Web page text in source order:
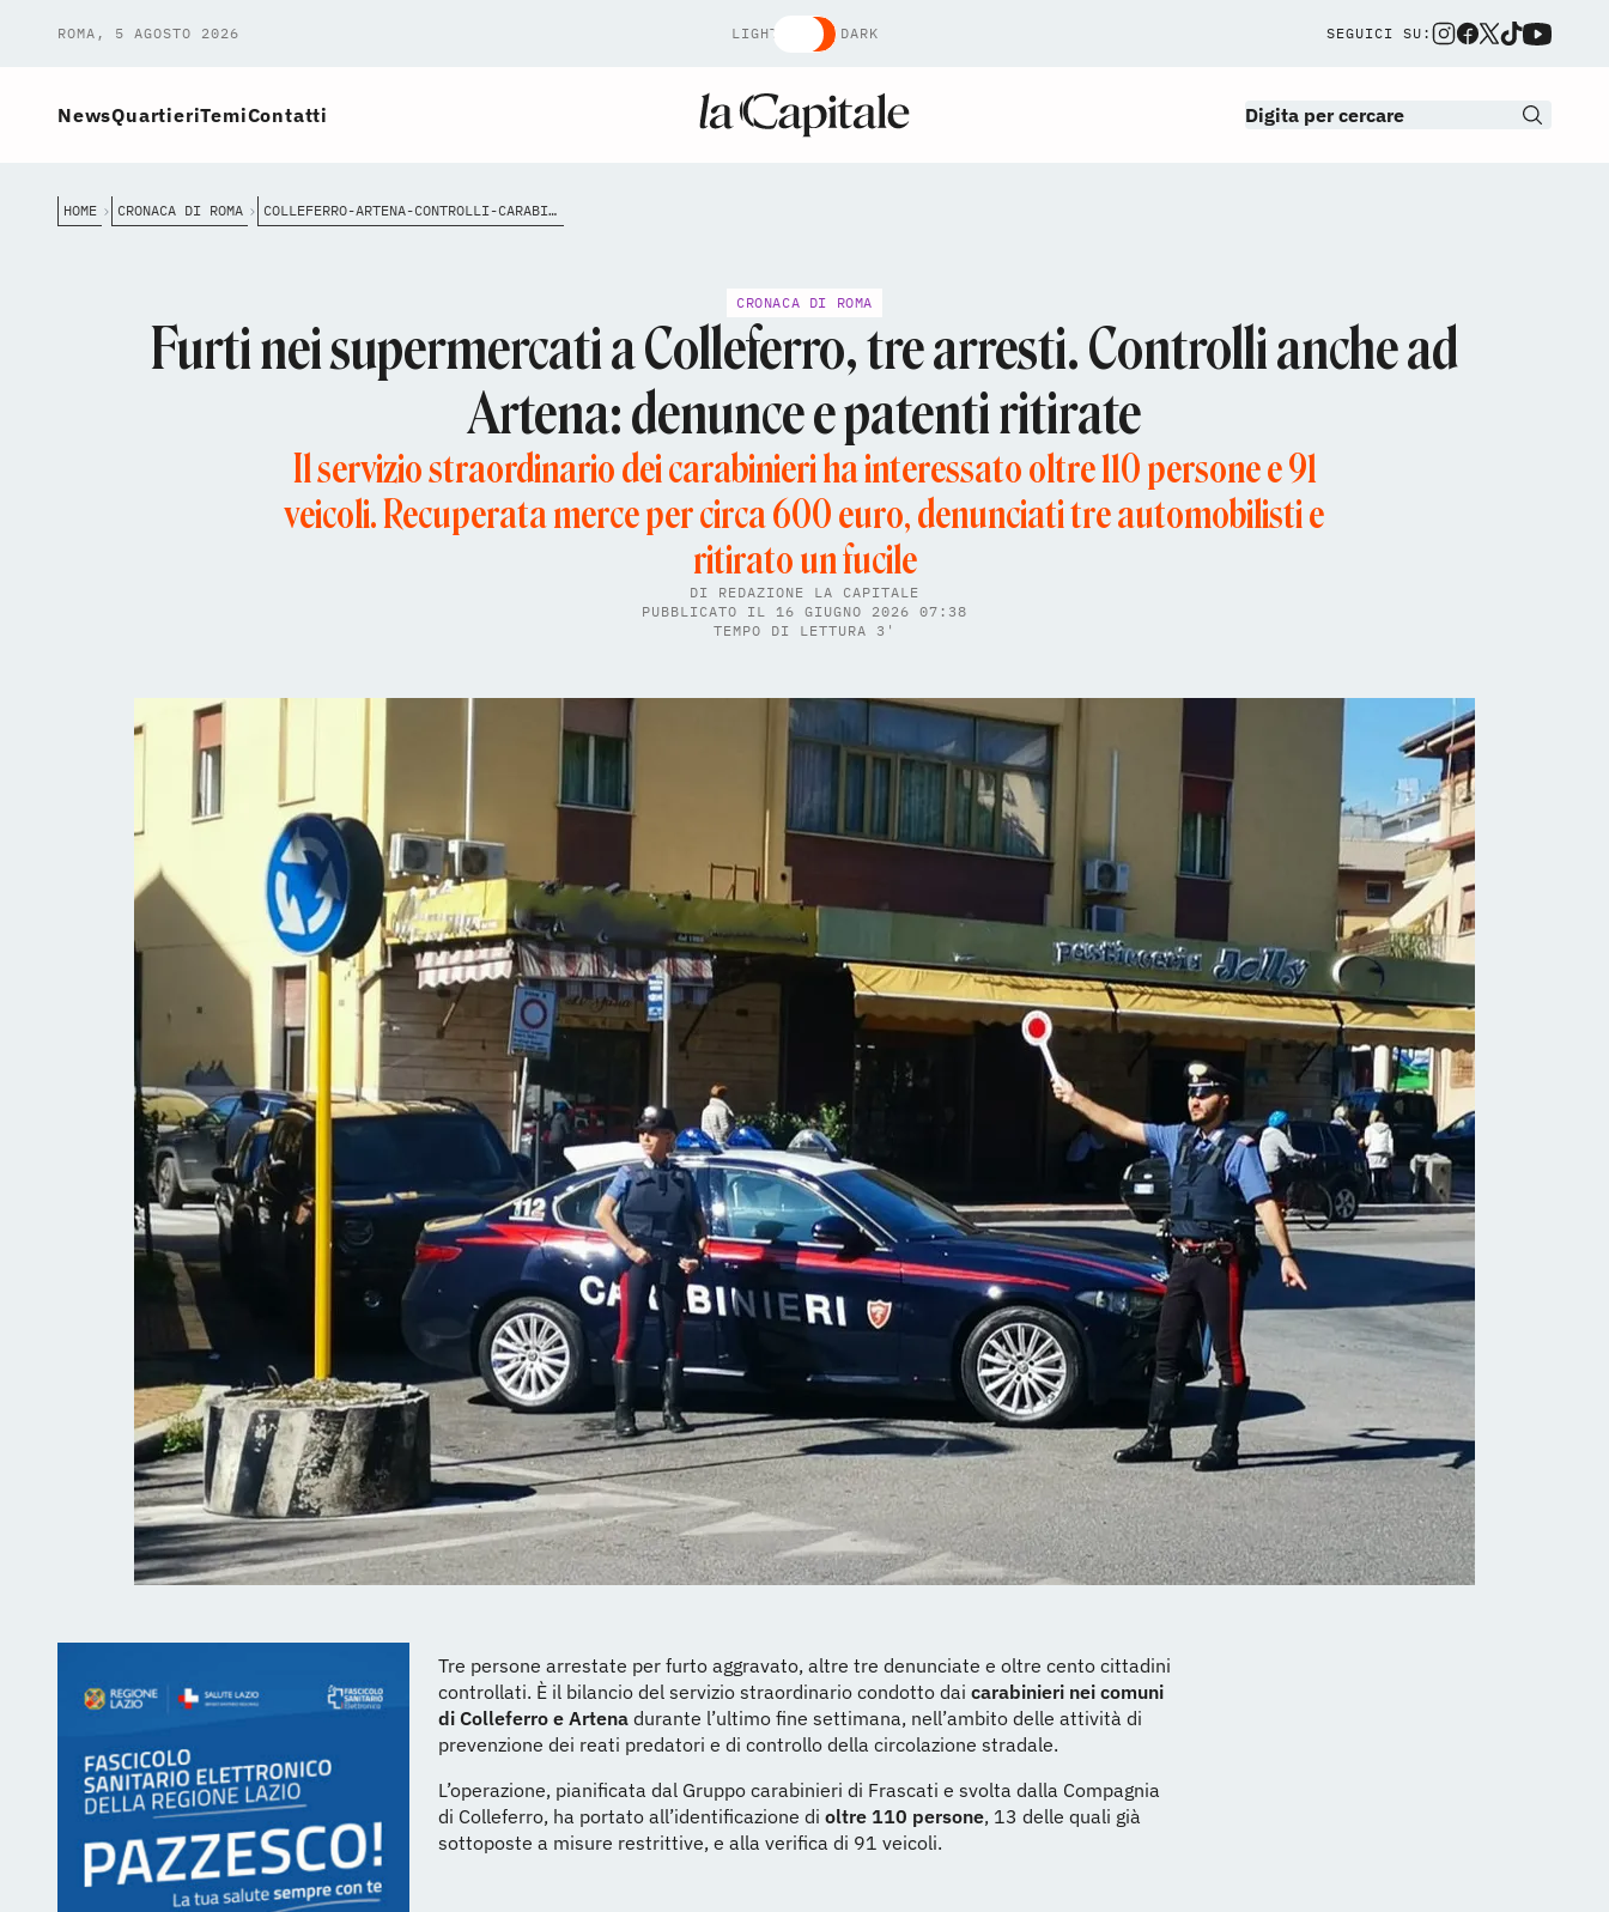
ROMA, 5 AGOSTO 2026 LIGHT DARK SEGUICI SU:
NewsQuartieriTemiContatti
HOME CRONACA DI ROMA COLLEFERRO-ARTENA-CONTROLLI-CARABINIERI-ARRESTI-FURTI-SUPERMERCATI
CRONACA DI ROMA
Furti nei supermercati a Colleferro, tre arresti. Controlli anche ad
Artena: denunce e patenti ritirate
Il servizio straordinario dei carabinieri ha interessato oltre 110 persone e 91
veicoli. Recuperata merce per circa 600 euro, denunciati tre automobilisti e
ritirato un fucile
DI REDAZIONE LA CAPITALE
PUBBLICATO IL 16 GIUGNO 2026 07:38
TEMPO DI LETTURA 3'
Tre persone arrestate per furto aggravato, altre tre denunciate e oltre cento cittadini
controllati. È il bilancio del servizio straordinario condotto dai carabinieri nei comuni
di Colleferro e Artena durante l’ultimo fine settimana, nell’ambito delle attività di
prevenzione dei reati predatori e di controllo della circolazione stradale.
L’operazione, pianificata dal Gruppo carabinieri di Frascati e svolta dalla Compagnia
di Colleferro, ha portato all’identificazione di oltre 110 persone, 13 delle quali già
sottoposte a misure restrittive, e alla verifica di 91 veicoli.